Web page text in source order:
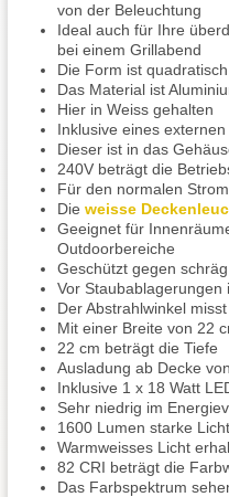
von der Beleuchtung
Ideal auch für Ihre
bei einem Grillabend
Die Form ist quadratisch
Das Material ist
Hier in Weiss gehalten
Inklusive eines
Dieser ist in das
240V beträgt die
Für den normalen
Die weisse
Geeignet für
Outdoorbereiche
Geschützt gegen
Vor
Der Abstrahlwinkel misst
Mit einer Breite von 22
22 cm beträgt die Tiefe
Ausladung ab Decke
Inklusive 1 x 18 Watt
Sehr niedrig im
1600 Lumen starke
Warmweisses Licht
82 CRI beträgt die
Das Farbspektrum